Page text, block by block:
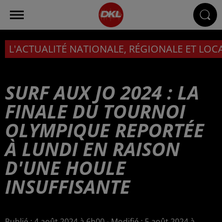
L'ACTUALITÉ NATIONALE, RÉGIONALE ET
SURF AUX JO 2024 : LA
FINALE DU TOURNOI
OLYMPIQUE REPORTÉE
À LUNDI EN RAISON
D'UNE HOULE
INSUFFISANTE